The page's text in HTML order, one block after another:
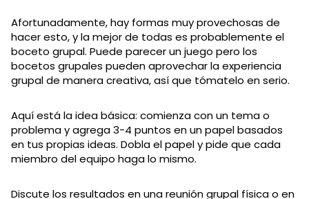
Afortunadamente, hay formas muy provechosas de
hacer esto, y la mejor de todas es probablemente el
boceto grupal. Puede parecer un juego pero los
bocetos grupales pueden aprovechar la experiencia
grupal de manera creativa, así que tómatelo en serio.
Aquí está la idea básica: comienza con un tema o
problema y agrega 3-4 puntos en un papel basados
en tus propias ideas. Dobla el papel y pide que cada
miembro del equipo haga lo mismo.
Discute los resultados en una reunión grupal física o en